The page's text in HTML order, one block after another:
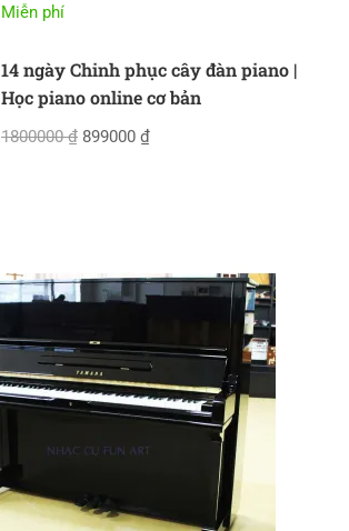
Miễn phí
14 ngày Chinh phục cây đàn piano |
Học piano online cơ bản
1800000 ₫ 899000 ₫